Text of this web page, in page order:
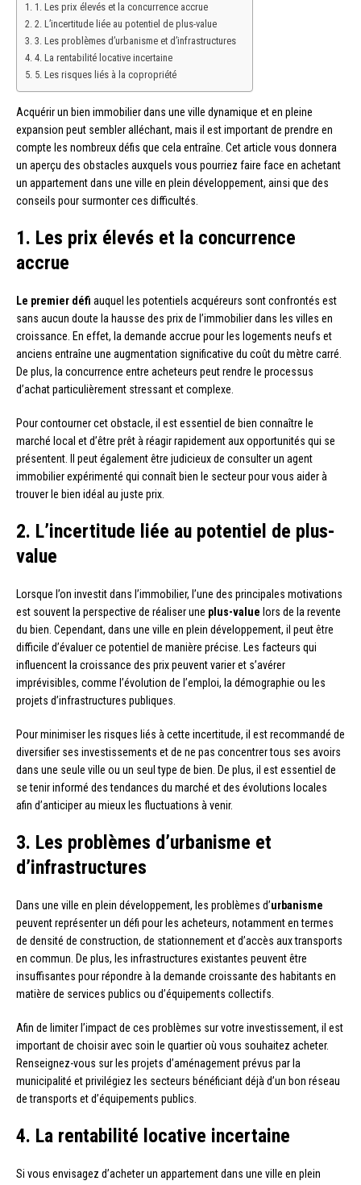
1. Les prix élevés et la concurrence accrue
2. L’incertitude liée au potentiel de plus-value
3. Les problèmes d’urbanisme et d’infrastructures
4. La rentabilité locative incertaine
5. Les risques liés à la copropriété
Acquérir un bien immobilier dans une ville dynamique et en pleine
expansion peut sembler alléchant, mais il est important de prendre en
compte les nombreux défis que cela entraîne. Cet article vous donnera
un aperçu des obstacles auxquels vous pourriez faire face en achetant
un appartement dans une ville en plein développement, ainsi que des
conseils pour surmonter ces difficultés.
1. Les prix élevés et la concurrence
accrue
Le premier défi auquel les potentiels acquéreurs sont confrontés est
sans aucun doute la hausse des prix de l’immobilier dans les villes en
croissance. En effet, la demande accrue pour les logements neufs et
anciens entraîne une augmentation significative du coût du mètre carré.
De plus, la concurrence entre acheteurs peut rendre le processus
d’achat particulièrement stressant et complexe.
Pour contourner cet obstacle, il est essentiel de bien connaître le
marché local et d’être prêt à réagir rapidement aux opportunités qui se
présentent. Il peut également être judicieux de consulter un agent
immobilier expérimenté qui connaît bien le secteur pour vous aider à
trouver le bien idéal au juste prix.
2. L’incertitude liée au potentiel de plus-
value
Lorsque l’on investit dans l’immobilier, l’une des principales motivations
est souvent la perspective de réaliser une plus-value lors de la revente
du bien. Cependant, dans une ville en plein développement, il peut être
difficile d’évaluer ce potentiel de manière précise. Les facteurs qui
influencent la croissance des prix peuvent varier et s’avérer
imprévisibles, comme l’évolution de l’emploi, la démographie ou les
projets d’infrastructures publiques.
Pour minimiser les risques liés à cette incertitude, il est recommandé de
diversifier ses investissements et de ne pas concentrer tous ses avoirs
dans une seule ville ou un seul type de bien. De plus, il est essentiel de
se tenir informé des tendances du marché et des évolutions locales
afin d’anticiper au mieux les fluctuations à venir.
3. Les problèmes d’urbanisme et
d’infrastructures
Dans une ville en plein développement, les problèmes d’urbanisme
peuvent représenter un défi pour les acheteurs, notamment en termes
de densité de construction, de stationnement et d’accès aux transports
en commun. De plus, les infrastructures existantes peuvent être
insuffisantes pour répondre à la demande croissante des habitants en
matière de services publics ou d’équipements collectifs.
Afin de limiter l’impact de ces problèmes sur votre investissement, il est
important de choisir avec soin le quartier où vous souhaitez acheter.
Renseignez-vous sur les projets d’aménagement prévus par la
municipalité et privilégiez les secteurs bénéficiant déjà d’un bon réseau
de transports et d’équipements publics.
4. La rentabilité locative incertaine
Si vous envisagez d’acheter un appartement dans une ville en plein